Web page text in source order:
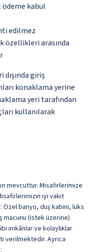
ödeme kabul
edilmez
özellikleri arasında
giriş
konaklama yerine
yeri tarafından
kullanılarak
mevcuttur. Misafirlerimize
iyi vakit
Özel banyo, duş kabini, lüks
macunu (istek üzerine)
imkânlar ve kolaylıklar
verilmektedir. Ayrıca